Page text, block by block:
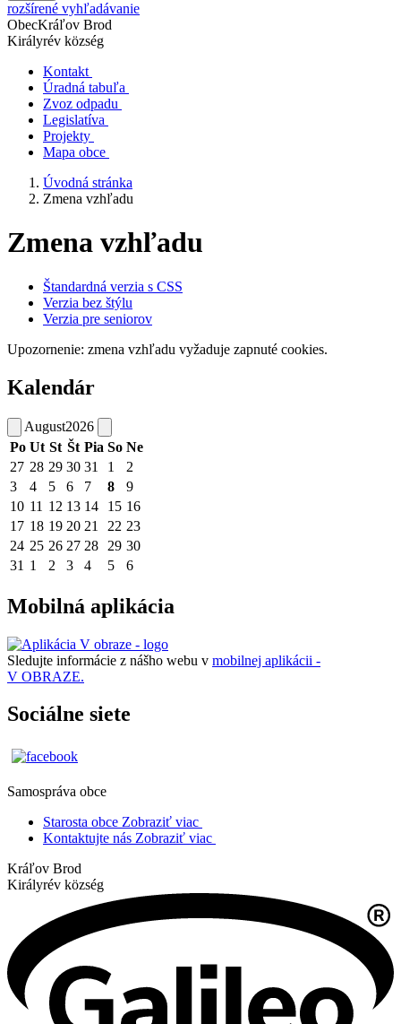
rozšírené vyhľadávanie
ObecKráľov Brod
Királyrév község
Kontakt
Úradná tabuľa
Zvoz odpadu
Legislatíva
Projekty
Mapa obce
Úvodná stránka
Zmena vzhľadu
Zmena vzhľadu
Štandardná verzia s CSS
Verzia bez štýlu
Verzia pre seniorov
Upozornenie: zmena vzhľadu vyžaduje zapnuté cookies.
Kalendár
August2026
Po Ut St Št Pia So Ne
27 28 29 30 31 1
2
3
4 5 6 7 8
9
10 11 12 13 14 15 16
17 18 19 20 21 22 23
24 25 26 27 28 29 30
31 1 2 3 4 5 6
Mobilná aplikácia
Sledujte informácie z nášho webu v mobilnej aplikácii -
V OBRAZE.
Sociálne siete
Samospráva obce
Starosta obce Zobraziť viac
Kontaktujte nás Zobraziť viac
Kráľov Brod
Királyrév község